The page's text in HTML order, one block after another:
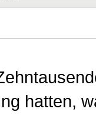
hatten,